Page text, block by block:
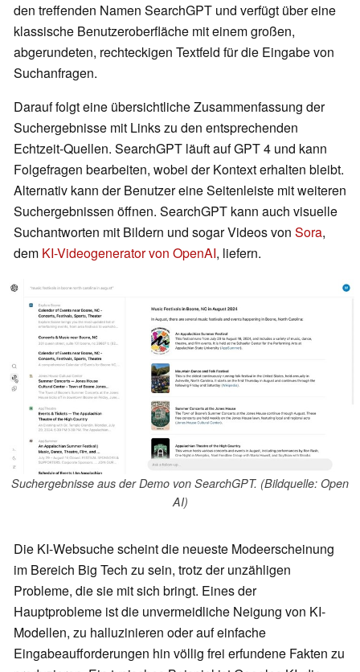
den treffenden Namen SearchGPT und verfügt über eine
klassische Benutzeroberfläche mit einem großen,
abgerundeten, rechteckigen Textfeld für die Eingabe von
Suchanfragen.
Darauf folgt eine übersichtliche Zusammenfassung der
Suchergebnisse mit Links zu den entsprechenden
Echtzeit-Quellen. SearchGPT läuft auf GPT 4 und kann
Folgefragen bearbeiten, wobei der Kontext erhalten bleibt.
Alternativ kann der Benutzer eine Seitenleiste mit weiteren
Suchergebnissen öffnen. SearchGPT kann auch visuelle
Suchantworten mit Bildern und sogar Videos von Sora,
dem KI-Videogenerator von OpenAI, liefern.
Suchergebnisse aus der Demo von SearchGPT. (Bildquelle: Open
AI)
Die KI-Websuche scheint die neueste Modeerscheinung
im Bereich Big Tech zu sein, trotz der unzähligen
Probleme, die sie mit sich bringt. Eines der
Hauptprobleme ist die unvermeidliche Neigung von KI-
Modellen, zu halluzinieren oder auf einfache
Eingabeaufforderungen hin völlig frei erfundene Fakten zu